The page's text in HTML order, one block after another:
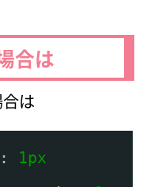
合は
は
1px